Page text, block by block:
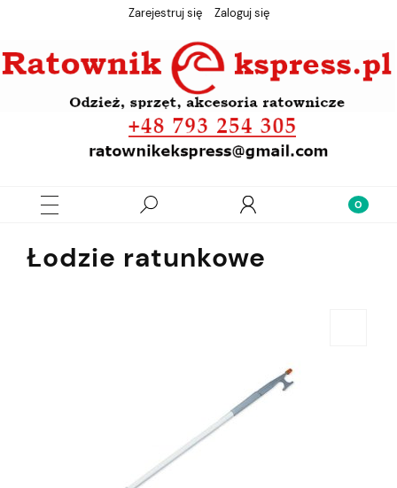
Zarejestruj się Zaloguj się
Łodzie ratunkowe